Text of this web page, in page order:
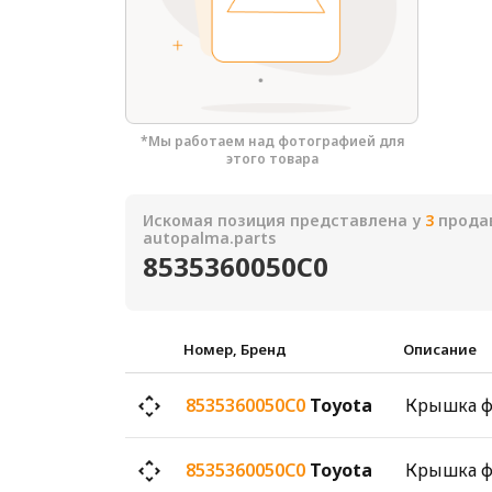
*Мы работаем над фотографией для
этого товара
Искомая позиция представлена у 3
autopalma.parts
8535360050C0
Номер, Бренд Описание
8535360050C0 Toyota
8535360050C0 Toyota